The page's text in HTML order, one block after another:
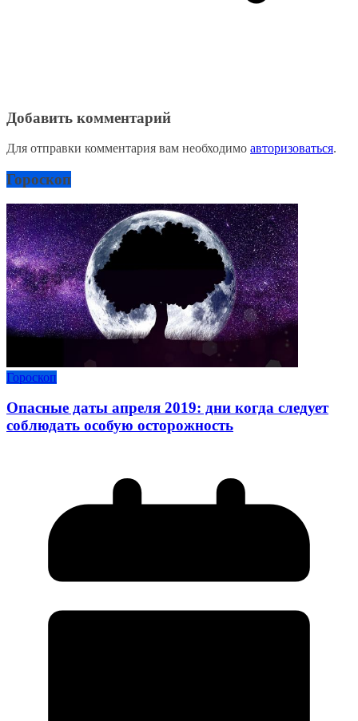
Добавить комментарий
Для отправки комментария вам необходимо авторизоваться.
Гороскоп
Гороскоп
Опасные даты апреля 2019: дни когда следует
соблюдать особую осторожность